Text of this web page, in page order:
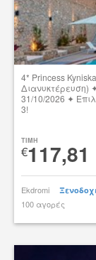
4* Princess
Διανυκτέρευση)
31/10/2026 ✦
3!
TIMH
€117,81
Ekdromi
100 αγορές